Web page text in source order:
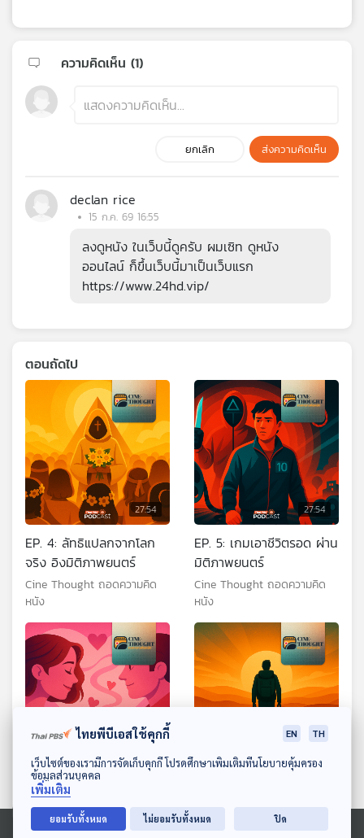
ดาวน์โหลด Thai PBS Podcast Application
ความคิดเห็น (1)
ยกเลิก ส่งความคิดเห็น
declan rice
15 ก.ค. 69 16:55
ลงดูหนัง ในเว็บนี้ดูครับ ผมเซิท ดูหนัง
ออนไลน์ ก็ขึ้นเว็บนี้มาเป็นเว็บแรก
https://www.24hd.vip/
ตอนถัดไป
27:54
EP. 4: ลัทธิแปลกจากโลก
จริง อิงมิติภาพยนตร์
Cine Thought ถอดความคิด
หนัง
27:54
EP. 5: เกมเอาชีวิตรอด ผ่าน
มิติภาพยนตร์
Cine Thought ถอดความคิด
หนัง
EP. 6: ความรักความ
สัมพันธ์ ผ่านมิติภาพยนตร์
Cine Thought ถอดความคิด
หาบางอย่าง ผ่านมิติ
ภาพยนตร์
Cine Thought ถอดความคิด
ไทยพีบีเอสใช้คุกกี้ EN TH
เว็บไซต์ของเรามีการจัดเก็บคุกกี้ โปรดศึกษาเพิ่มเติมที่นโยบายคุ้มครอง
ข้อมูลส่วนบุคคล
เพิ่มเติม
ยอมรับทั้งหมด ไม่ยอมรับทั้งหมด ปิด